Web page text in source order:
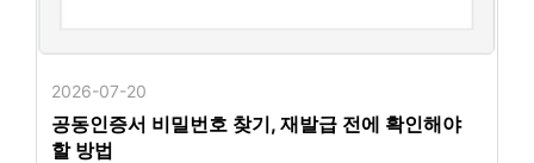
2026-07-20
공동인증서 비밀번호 찾기, 재발급 전에 확인해야
할 방법